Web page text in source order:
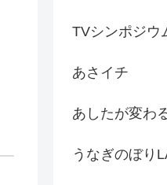
TVシンポジウ
あさイチ
あしたが変わ
うなぎのぼり